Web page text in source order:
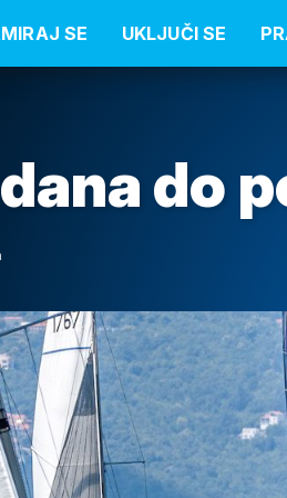
SE UKLJUČI SE
do